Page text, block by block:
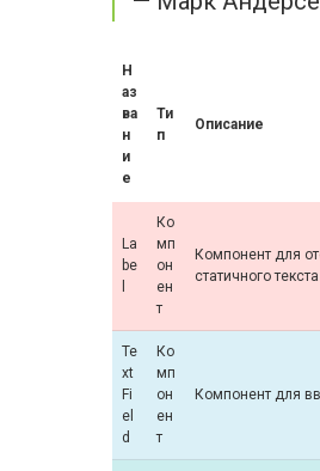
Н
аз
ва
н
и
е
Ти
п
Описание
La
be
Ко
мп
он
ен
т
Компонент для
статичного текста
Te
xt
Fi
el
d
Ко
мп
он
ен
т
Компонент для